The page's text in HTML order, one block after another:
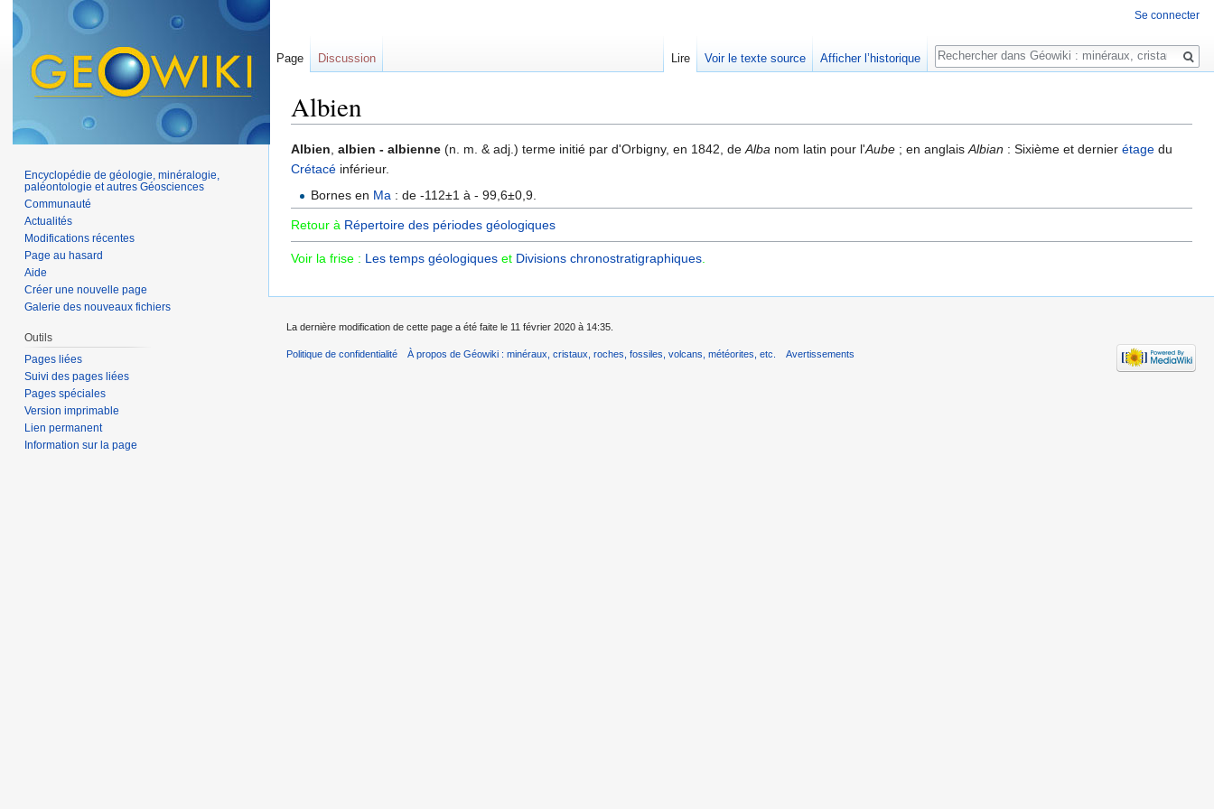
Albien
Albien, albien - albienne (n. m. & adj.) terme initié par d'Orbigny, en 1842, deAlba nom latin pour l'Aube ; en anglaisAlbian : Sixième et dernier étage du
Crétacé inférieur.
Bornes en Ma : de -112±1 à - 99,6±0,9.
Retour à Répertoire des périodes géologiques
Voir la frise : Les temps géologiques et Divisions chronostratigraphiques‎.
Se connecter
Page Discussion Lire Voir le texte source Afficher l’historique
Rechercher
Encyclopédie de géologie, minéralogie,
paléontologie et autres Géosciences
Communauté
Actualités
Modifications récentes
Page au hasard
Aide
Créer une nouvelle page
Galerie des nouveaux fichiers
Outils
Pages liées
Suivi des pages liées
Pages spéciales
Version imprimable
Lien permanent
Information sur la page
La dernière modification de cette page a été faite le 11 février 2020 à 14:35.
Politique de confidentialité À propos de Géowiki : minéraux, cristaux, roches, fossiles, volcans, météorites, etc. Avertissements